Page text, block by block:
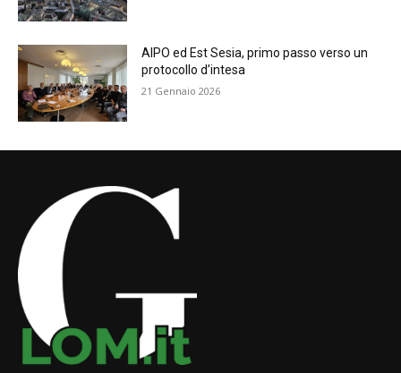
AIPO ed Est Sesia, primo passo verso un
protocollo d’intesa
21 Gennaio 2026